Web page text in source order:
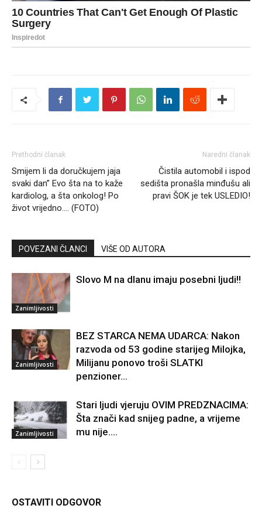
Prethodni članak
Smijem li da doručkujem jaja
svaki dan” Evo šta na to kaže
kardiolog, a šta onkolog! Po
život vrijedno…. (FOTO)
Naredni članak
Čistila automobil i ispod
sedišta pronašla minđušu ali
pravi ŠOK je tek USLEDIO!
POVEZANI ČLANCI VIŠE OD AUTORA
Zanimljivosti
Slovo M na dlanu imaju posebni ljudi!!
Zanimljivosti
BEZ STARCA NEMA UDARCA: Nakon
razvoda od 53 godine starijeg Milojka,
Milijanu ponovo troši SLATKI
penzioner…
Zanimljivosti
Stari ljudi vjeruju OVIM PREDZNACIMA:
Šta znači kad snijeg padne, a vrijeme
mu nije….
OSTAVITI ODGOVOR